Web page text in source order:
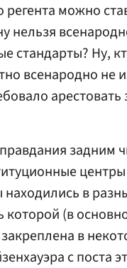
регента можно
нельзя
стандарты? Ну,
всенародно не
задним
находились в
которой (в
в
с